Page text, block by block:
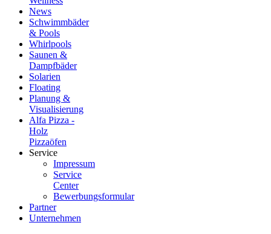
News
Schwimmbäder
& Pools
Whirlpools
Saunen &
Dampfbäder
Solarien
Floating
Planung &
Visualisierung
Alfa Pizza -
Holz
Pizzaöfen
Service
Impressum
Service
Center
Bewerbungsformular
Partner
Unternehmen